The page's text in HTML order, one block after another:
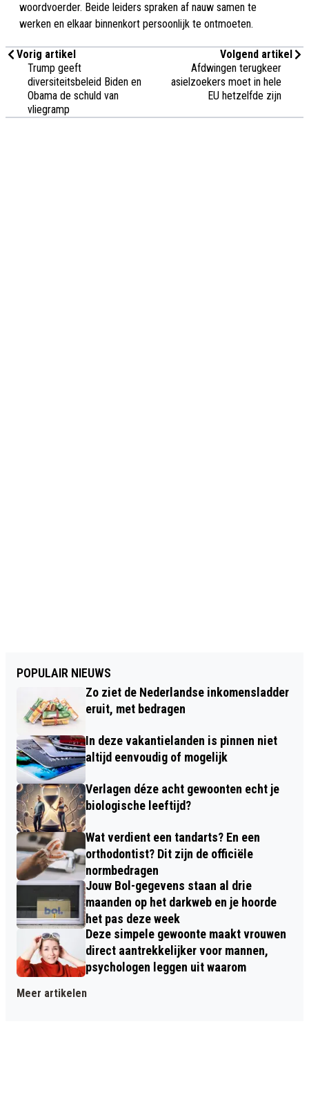
woordvoerder. Beide leiders spraken af nauw samen te
werken en elkaar binnenkort persoonlijk te ontmoeten.
Vorig artikel
Trump geeft
diversiteitsbeleid Biden en
Obama de schuld van
vliegramp
Volgend artikel
Afdwingen terugkeer
asielzoekers moet in hele
EU hetzelfde zijn
POPULAIR NIEUWS
Zo ziet de Nederlandse inkomensladder
eruit, met bedragen
In deze vakantielanden is pinnen niet
altijd eenvoudig of mogelijk
Verlagen déze acht gewoonten echt je
biologische leeftijd?
Wat verdient een tandarts? En een
orthodontist? Dit zijn de officiële
normbedragen
Jouw Bol-gegevens staan al drie
maanden op het darkweb en je hoorde
het pas deze week
Deze simpele gewoonte maakt vrouwen
direct aantrekkelijker voor mannen,
psychologen leggen uit waarom
Meer artikelen